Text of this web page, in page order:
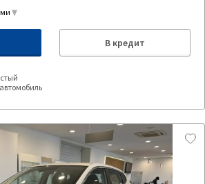
В кредит